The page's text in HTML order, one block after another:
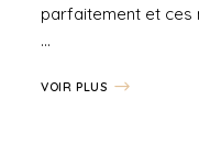
parfaitement et ces
…
VOIR PLUS